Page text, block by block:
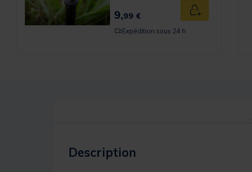
9,99 € Ajouter au panier
Expédition sous 24 h
Description